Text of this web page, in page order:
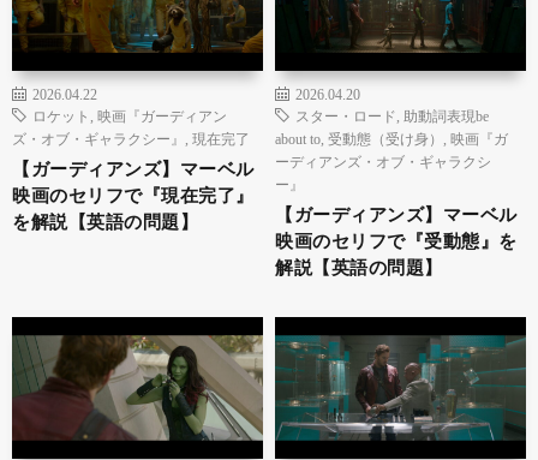
2026.04.22
ロケット , 映画『ガーディアン
ズ・オブ・ギャラクシー』 , 現在完了
【ガーディアンズ】マーベル
映画のセリフで『現在完了』
を解説【英語の問題】
2026.04.20
スター・ロード, 助動詞表現be
about to, 受動態（受け身） , 映画『ガ
ーディアンズ・オブ・ギャラクシ
ー』
【ガーディアンズ】マーベル
映画のセリフで『受動態』を
解説【英語の問題】